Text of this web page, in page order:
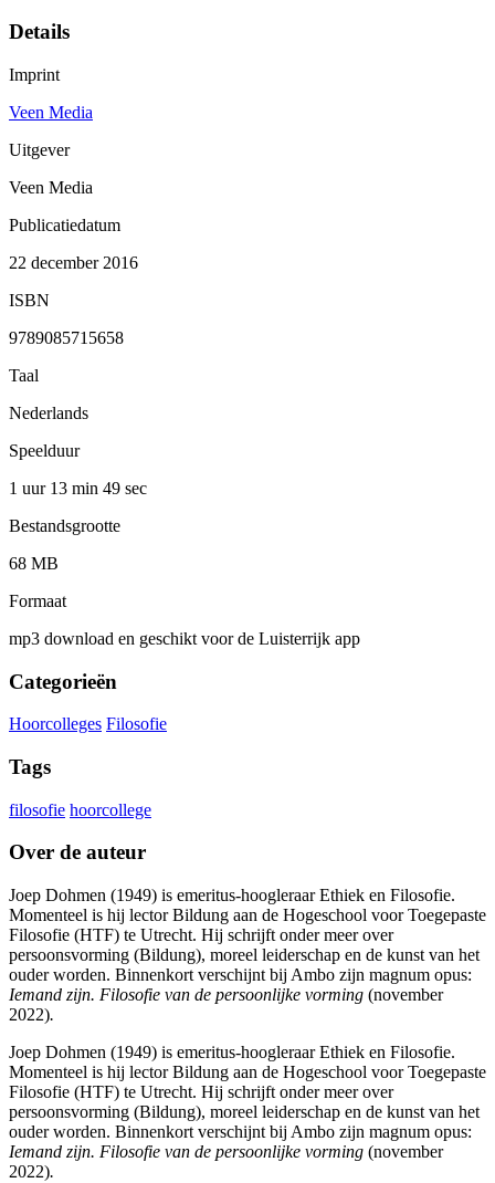
Details
Imprint
Veen Media
Uitgever
Veen Media
Publicatiedatum
22 december 2016
ISBN
9789085715658
Taal
Nederlands
Speelduur
1 uur 13 min 49 sec
Bestandsgrootte
68 MB
Formaat
mp3 download en geschikt voor de Luisterrijk app
Categorieën
Hoorcolleges Filosofie
Tags
filosofie hoorcollege
Over de auteur
Joep Dohmen (1949) is emeritus-hoogleraar Ethiek en Filosofie.
Momenteel is hij lector Bildung aan de Hogeschool voor Toegepaste
Filosofie (HTF) te Utrecht. Hij schrijft onder meer over
persoonsvorming (Bildung), moreel leiderschap en de kunst van het
ouder worden. Binnenkort verschijnt bij Ambo zijn magnum opus:
Iemand zijn. Filosofie van de persoonlijke vorming (november
2022).
Joep Dohmen (1949) is emeritus-hoogleraar Ethiek en Filosofie.
Momenteel is hij lector Bildung aan de Hogeschool voor Toegepaste
Filosofie (HTF) te Utrecht. Hij schrijft onder meer over
persoonsvorming (Bildung), moreel leiderschap en de kunst van het
ouder worden. Binnenkort verschijnt bij Ambo zijn magnum opus:
Iemand zijn. Filosofie van de persoonlijke vorming (november
2022).